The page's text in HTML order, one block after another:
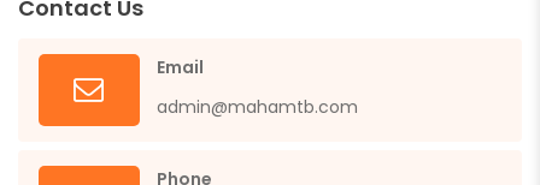
Contact Us
Email
admin@mahamtb.com
Phone